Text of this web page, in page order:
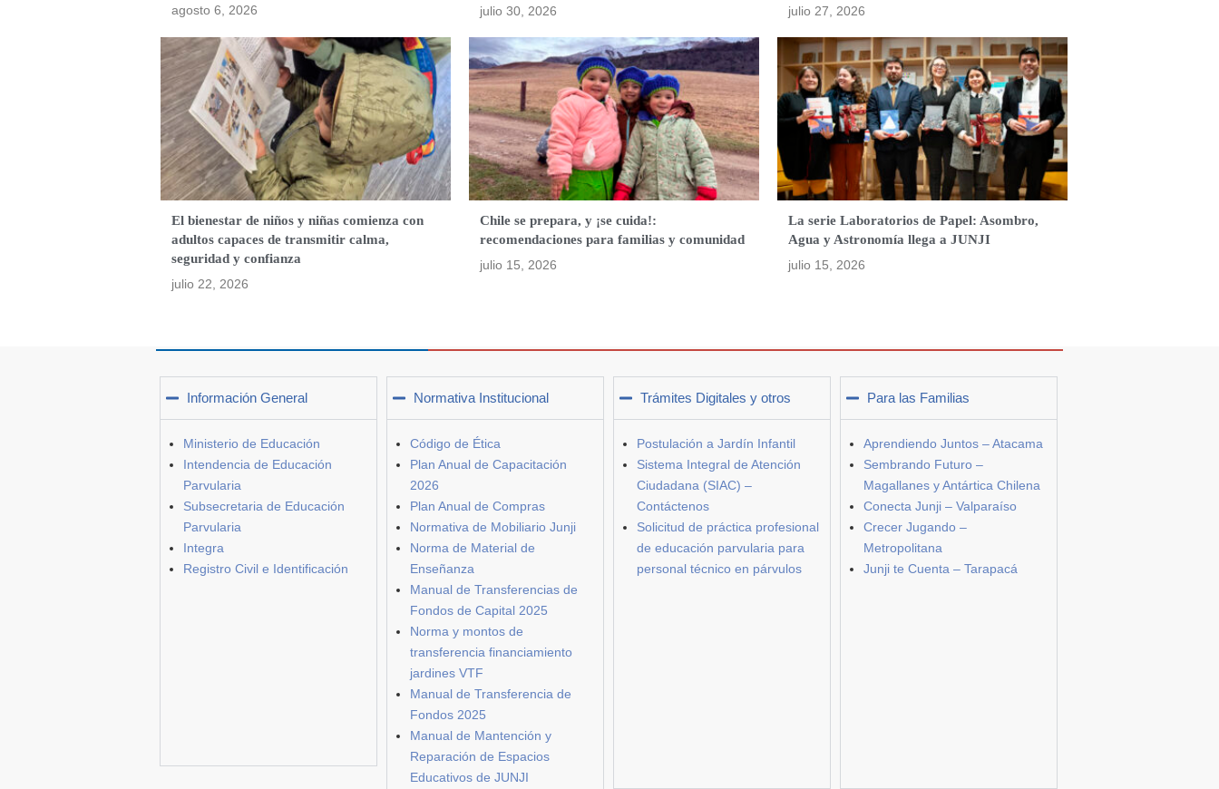
agosto 6, 2026
julio 30, 2026
julio 27, 2026
El bienestar de niños y niñas comienza con
adultos capaces de transmitir calma,
seguridad y confianza
julio 22, 2026
Chile se prepara, y ¡se cuida!:
recomendaciones para familias y comunidad
julio 15, 2026
La serie Laboratorios de Papel: Asombro,
Agua y Astronomía llega a JUNJI
julio 15, 2026
Información General
Ministerio de Educación
Intendencia de Educación
Parvularia
Subsecretaria de Educación
Parvularia
Integra
Registro Civil e Identificación
Normativa Institucional
Código de Ética
Plan Anual de Capacitación
2026
Plan Anual de Compras
Normativa de Mobiliario Junji
Norma de Material de
Enseñanza
Manual de Transferencias de
Fondos de Capital 2025
Norma y montos de
transferencia financiamiento
jardines VTF
Manual de Transferencia de
Fondos 2025
Manual de Mantención y
Reparación de Espacios
Educativos de JUNJI
Trámites Digitales y otros
Postulación a Jardín Infantil
Sistema Integral de Atención
Ciudadana (SIAC) –
Contáctenos
Solicitud de práctica profesional
de educación parvularia para
personal técnico en párvulos
Para las Familias
Aprendiendo Juntos – Atacama
Sembrando Futuro –
Magallanes y Antártica Chilena
Conecta Junji – Valparaíso
Crecer Jugando –
Metropolitana
Junji te Cuenta – Tarapacá